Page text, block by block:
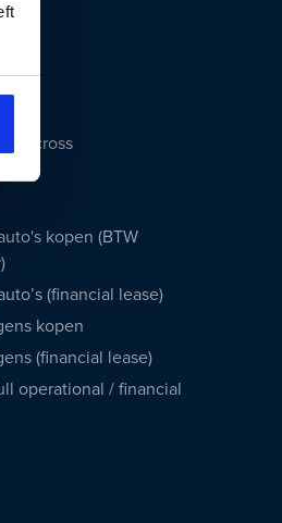
Aircross
kopen (BTW
(financial lease)
kopen
(financial lease)
operational / financial